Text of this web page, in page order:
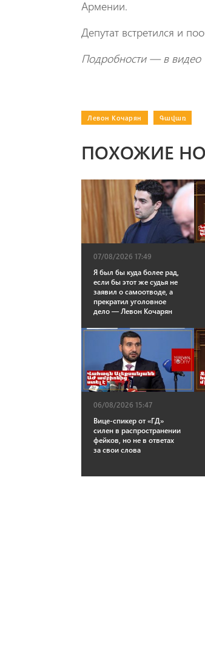
Армении.
Депутат встретился и
Подробности — в видео
Левон Кочарян Գավառ
ПОХОЖИЕ
07/08/2026 17:49
Я был бы куда более рад,
если бы этот же судья не
заявил о самоотводе, а
прекратил уголовное
дело — Левон Кочарян
06/08/2026 15:47
Вице-спикер от «ГД»
силен в распространении
фейков, но не в ответах
за свои слова